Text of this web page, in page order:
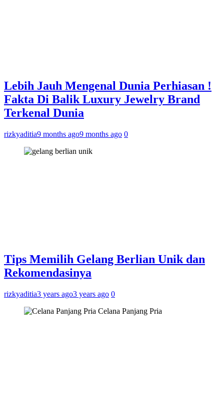
Lebih Jauh Mengenal Dunia Perhiasan !
Fakta Di Balik Luxury Jewelry Brand
Terkenal Dunia
rizkyaditia9 months ago9 months ago 0
Tips Memilih Gelang Berlian Unik dan
Rekomendasinya
rizkyaditia3 years ago3 years ago 0
Celana Panjang Pria